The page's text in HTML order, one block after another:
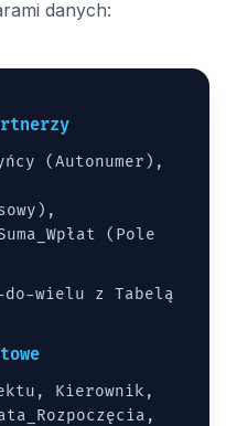
danych:
(Autonumer),
(Pole
wielu z Tabelą
Kierownik,